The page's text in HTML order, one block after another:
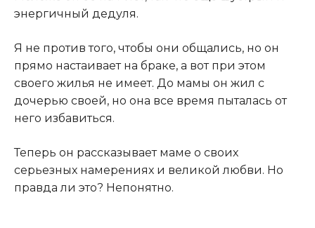
энергичный дедуля.
Я не против того, чтобы они общались, но он
прямо настаивает на браке, а вот при этом
своего жилья не имеет. До мамы он жил с
дочерью своей, но она все время пыталась от
него избавиться.
Теперь он рассказывает маме о своих
серьезных намерениях и великой любви. Но
правда ли это? Непонятно.